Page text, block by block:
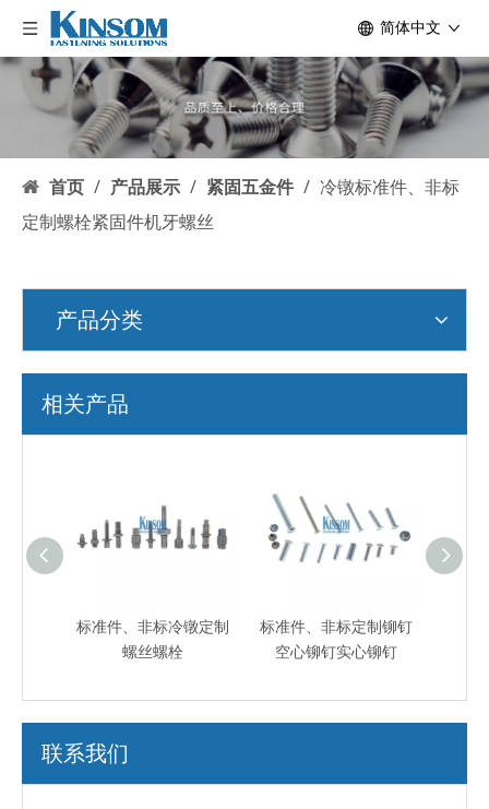
简体中文
首页 / 产品展示 / 紧固五金件 / 冷镦标准件、非标
定制螺栓紧固件机牙螺丝
产品分类
相关产品
标准件、非标冷镦定制
螺丝螺栓
标准件、非标定制铆钉
空心铆钉实心铆钉
联系我们